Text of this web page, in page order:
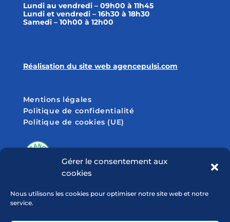
Gérer le consentement aux
cookies
Nous utilisons les cookies pour optimiser notre site web et notre
service.
Lundi au vendredi – 09h00 à 11h45
Lundi et vendredi – 16h30 à 18h30
Samedi – 10h00 à 12h00
Réalisation du site web agencepulsi.com
Mentions légales
Politique de confidentialité
Politique de cookies (UE)
SUIVEZ-NOUS SUR